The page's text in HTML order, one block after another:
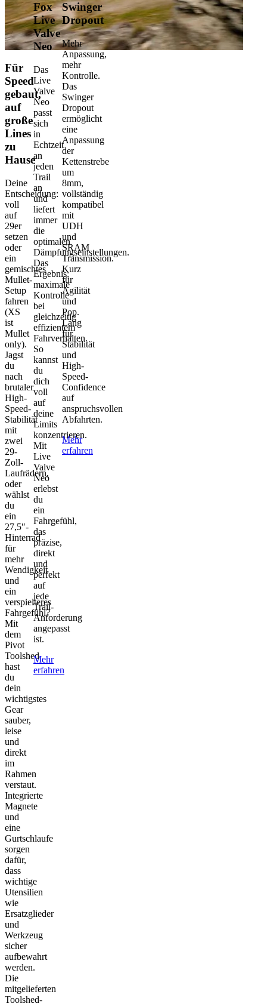
Für
Speed
gebaut,
auf
große
Lines
zu
Hause
Deine
Entscheidung:
voll
auf
29er
setzen
oder
ein
gemischtes
Mullet-
Setup
fahren
(XS
ist
Mullet
only).
Jagst
du
nach
brutaler
High-
Speed-
Stabilität
mit
zwei
29-
Zoll-
Laufrädern,
oder
wählst
du
ein
27,5″-
Hinterrad
für
mehr
Wendigkeit
und
ein
verspielteres
Fahrgefühl?
Mit
dem
Pivot
Toolshed
hast
du
dein
wichtigstes
Gear
sauber,
leise
und
direkt
im
Rahmen
verstaut.
Integrierte
Magnete
und
eine
Gurtschlaufe
sorgen
dafür,
dass
wichtige
Utensilien
wie
Ersatzglieder
und
Werkzeug
sicher
aufbewahrt
werden.
Die
mitgelieferten
Toolshed-
Fox
Live
Valve
Neo
Das
Live
Valve
Neo
passt
sich
in
Echtzeit
an
jeden
Trail
an
und
liefert
immer
die
optimalen
Dämpfungseinstellungen.
Das
Ergebnis:
maximale
Kontrolle
bei
gleichzeitig
effizientem
Fahrverhalten.
So
kannst
du
dich
voll
auf
deine
Limits
konzentrieren.
Mit
Live
Valve
Neo
erlebst
du
ein
Fahrgefühl,
das
präzise,
direkt
und
perfekt
auf
jede
Trail-
Anforderung
angepasst
ist.
Mehr
erfahren
Swinger
Dropout
Mehr
Anpassung,
mehr
Kontrolle.
Das
Swinger
Dropout
ermöglicht
eine
Anpassung
der
Kettenstrebe
um
8mm,
vollständig
kompatibel
mit
UDH
und
SRAM
Transmission.
Kurz
für
Agilität
und
Pop.
Lang
für
Stabilität
und
High-
Speed-
Confidence
auf
anspruchsvollen
Abfahrten.
Mehr
erfahren